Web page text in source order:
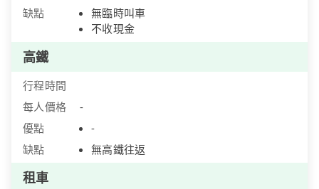
缺點
無臨時叫車
不收現金
高鐵
行程時間
每人價格
-
優點
-
缺點
無高鐵往返
租車